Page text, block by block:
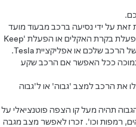
על ידי נסיעה ברכב מבעוד מועד
והשארתו מנותק מחשמל, או על ידי הפעלת בקרת האקלים או הפעלת 'Keep
Climate On' באמצעות מסך המגע של הרכב שלכם או אפליקציית Tesla.
נמוכה ככל האפשר אם הרכב שקע
את הרכב למצב 'גבוה' או ל'גבוה
תהיה מעל קו הצפה פוטנציאלי על
רמפות וכו'. זכרו לאפשר מצב מגבה